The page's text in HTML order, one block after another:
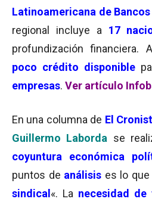
Latinoamericana de Bancos
regional incluye a 17
profundización financiera.
poco crédito disponible
empresas. Ver artículo
En una columna de El
Guillermo Laborda se
coyuntura económica
puntos de análisis es lo
sindical «. La necesidad de